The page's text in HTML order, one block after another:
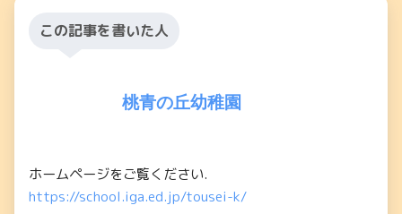
この記事を書いた人
桃青の丘幼稚園
ホームページをご覧ください.
https://school.iga.ed.jp/tousei-k/